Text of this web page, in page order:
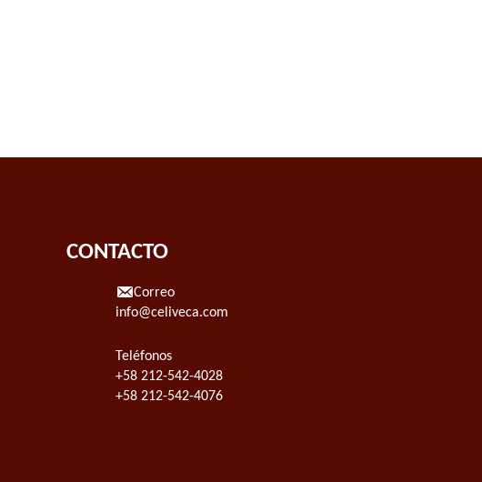
CONTACTO
Correo
info@celiveca.com
Teléfonos
+58 212-542-4028
+58 212-542-4076